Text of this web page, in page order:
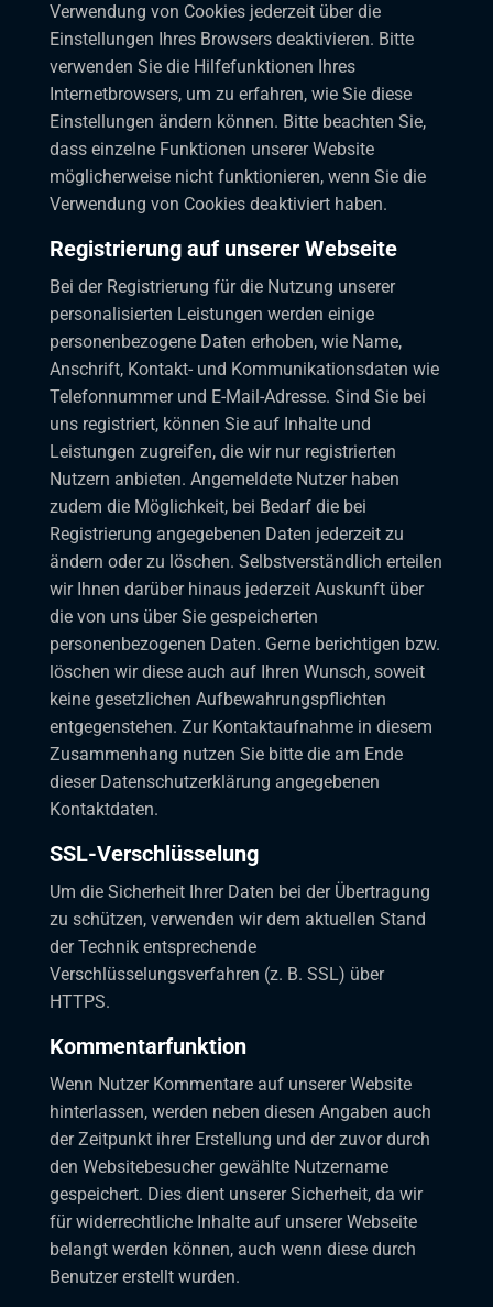
Verwendung von Cookies jederzeit über die
Einstellungen Ihres Browsers deaktivieren. Bitte
verwenden Sie die Hilfefunktionen Ihres
Internetbrowsers, um zu erfahren, wie Sie diese
Einstellungen ändern können. Bitte beachten Sie,
dass einzelne Funktionen unserer Website
möglicherweise nicht funktionieren, wenn Sie die
Verwendung von Cookies deaktiviert haben.
Registrierung auf unserer Webseite
Bei der Registrierung für die Nutzung unserer
personalisierten Leistungen werden einige
personenbezogene Daten erhoben, wie Name,
Anschrift, Kontakt- und Kommunikationsdaten wie
Telefonnummer und E-Mail-Adresse. Sind Sie bei
uns registriert, können Sie auf Inhalte und
Leistungen zugreifen, die wir nur registrierten
Nutzern anbieten. Angemeldete Nutzer haben
zudem die Möglichkeit, bei Bedarf die bei
Registrierung angegebenen Daten jederzeit zu
ändern oder zu löschen. Selbstverständlich erteilen
wir Ihnen darüber hinaus jederzeit Auskunft über
die von uns über Sie gespeicherten
personenbezogenen Daten. Gerne berichtigen bzw.
löschen wir diese auch auf Ihren Wunsch, soweit
keine gesetzlichen Aufbewahrungspflichten
entgegenstehen. Zur Kontaktaufnahme in diesem
Zusammenhang nutzen Sie bitte die am Ende
dieser Datenschutzerklärung angegebenen
Kontaktdaten.
SSL-Verschlüsselung
Um die Sicherheit Ihrer Daten bei der Übertragung
zu schützen, verwenden wir dem aktuellen Stand
der Technik entsprechende
Verschlüsselungsverfahren (z. B. SSL) über
HTTPS.
Kommentarfunktion
Wenn Nutzer Kommentare auf unserer Website
hinterlassen, werden neben diesen Angaben auch
der Zeitpunkt ihrer Erstellung und der zuvor durch
den Websitebesucher gewählte Nutzername
gespeichert. Dies dient unserer Sicherheit, da wir
für widerrechtliche Inhalte auf unserer Webseite
belangt werden können, auch wenn diese durch
Benutzer erstellt wurden.